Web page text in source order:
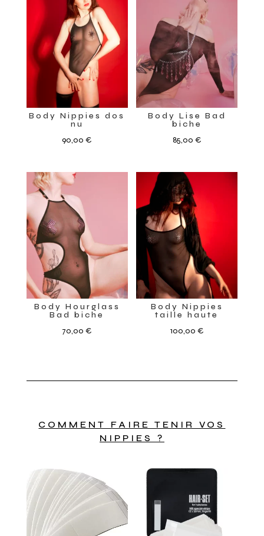
Body Nippies dos
nu
90,00€
Body Lise Bad
biche
85,00 €
Body Hourglass
Bad biche
70,00€
Body Nippies
taille haute
100,00 €
COMMENT FAIRE TENIR VOS
NIPPIES ?